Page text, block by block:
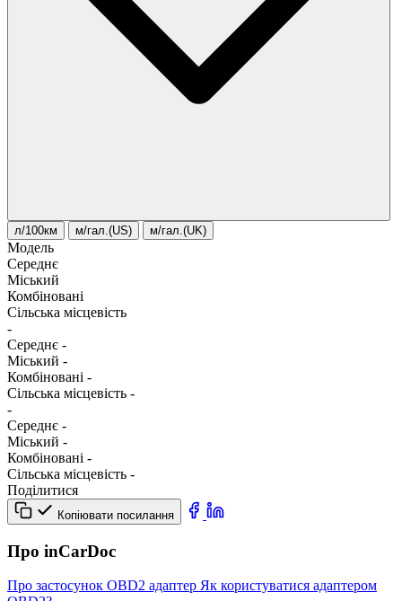
л/100км м/гал.(US) м/гал.(UK)
Модель
Середнє
Міський
Комбіновані
Сільська місцевість
-
Середнє -
Міський -
Комбіновані -
Сільська місцевість -
-
Середнє -
Міський -
Комбіновані -
Сільська місцевість -
Поділитися
Копіювати посилання
Про inCarDoc
Про застосунок OBD2 адаптер Як користуватися адаптером